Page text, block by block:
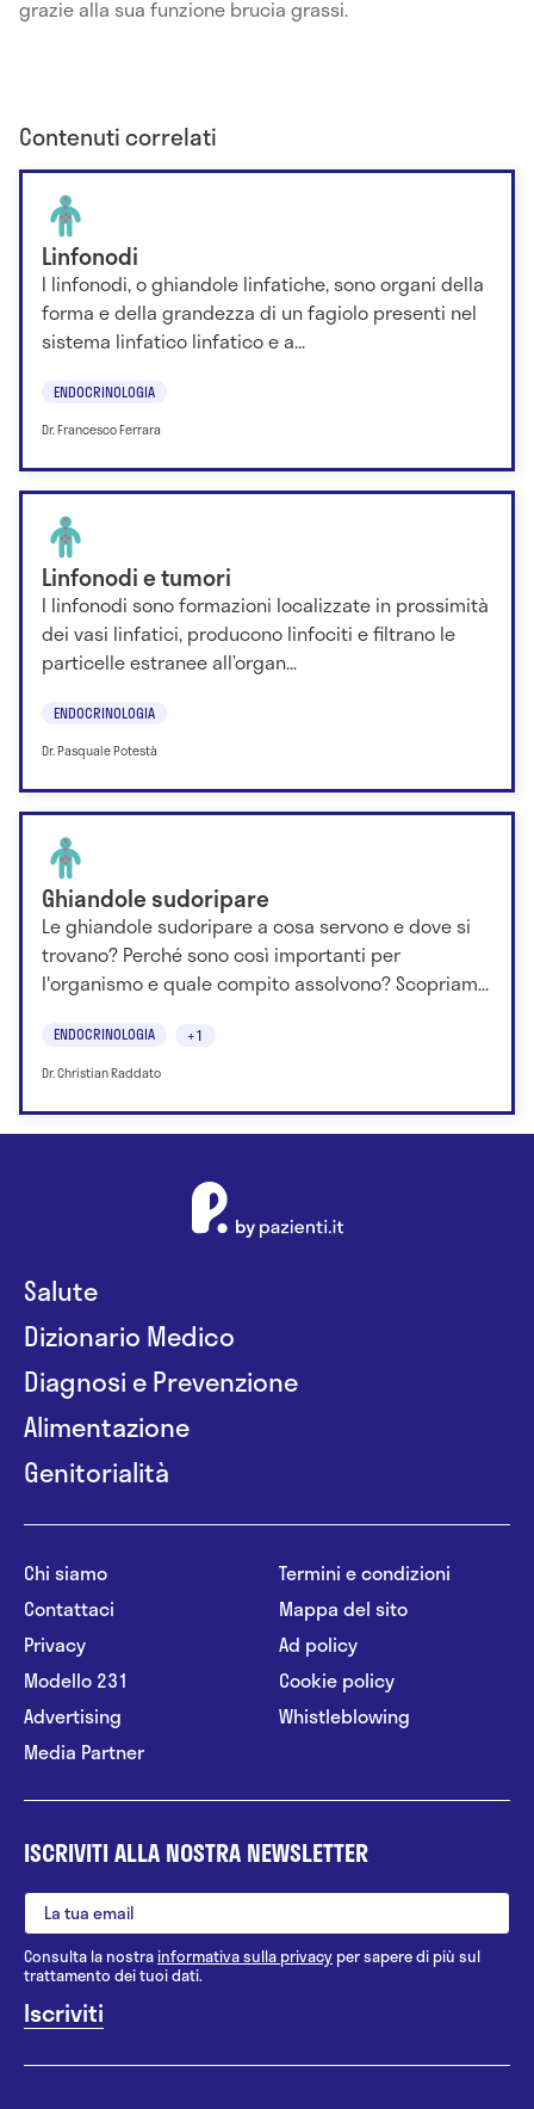
grazie alla sua funzione brucia grassi.
Contenuti correlati
Linfonodi
I linfonodi, o ghiandole linfatiche, sono organi della
forma e della grandezza di un fagiolo presenti nel
sistema linfatico linfatico e a...
ENDOCRINOLOGIA
Dr. Francesco Ferrara
Linfonodi e tumori
I linfonodi sono formazioni localizzate in prossimità
dei vasi linfatici, producono linfociti e filtrano le
particelle estranee all’organ...
ENDOCRINOLOGIA
Dr. Pasquale Potestà
Ghiandole sudoripare
Le ghiandole sudoripare a cosa servono e dove si
trovano? Perché sono così importanti per
l'organismo e quale compito assolvono? Scopriam...
ENDOCRINOLOGIA +1
Dr. Christian Raddato
Salute
Dizionario Medico
Diagnosi e Prevenzione
Alimentazione
Genitorialità
Chi siamo
Contattaci
Privacy
Modello 231
Advertising
Media Partner
Termini e condizioni
Mappa del sito
Ad policy
Cookie policy
Whistleblowing
ISCRIVITI ALLA NOSTRA NEWSLETTER
Consulta la nostrainformativa sulla privacy per sapere di più sul
trattamento dei tuoi dati.